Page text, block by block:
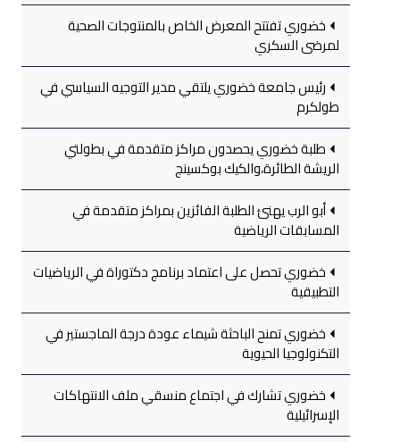
خضوري تفتتح المعرض الخاص بالمنتوجات الصحية
لمرضى السكري
رئيس جامعة خضوري يلتقي مدير التوجيه السياسي في
طولكرم
طلبة خضوري يحصدون مراكز متقدمة في بطولتي
الريشة الطائرة،والكيك بوكسينج
أبو الرب يهنئ الطلبة الفائزين بمراكز متقدمة في
المسابقات الرياضية
خضوري تحصل على اعتماد برنامج دكتوراة في الرياضيات
التطبيقية
خضوري تمنح الباحثة شيماء عودة درجة الماجستير في
التكنولوجيا الحيوية
خضوري تشارك في اجتماع منسقي ملف الانتهاكات
الإسرائيلية